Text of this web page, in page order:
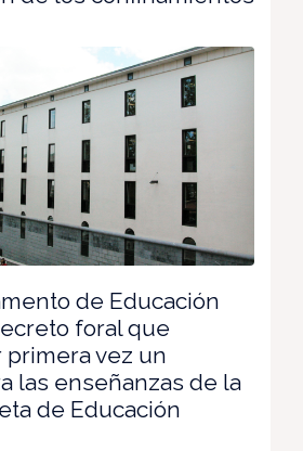
de Educación
foral que
vez un
las enseñanzas de la
de Educación